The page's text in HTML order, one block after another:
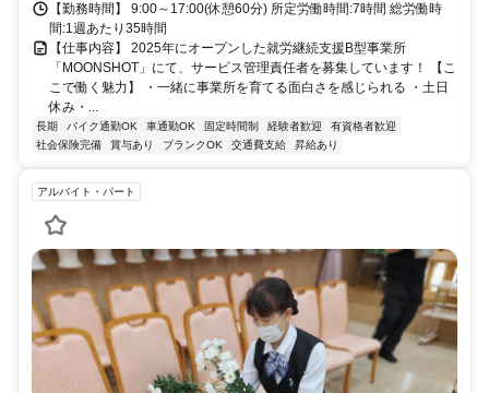
【勤務時間】 9:00～17:00(休憩60分) 所定労働時間:7時間 総労働時
間:1週あたり35時間
【仕事内容】 2025年にオープンした就労継続支援B型事業所
「MOONSHOT」にて、サービス管理責任者を募集しています！ 【こ
こで働く魅力】 ・一緒に事業所を育てる面白さを感じられる ・土日
休み・...
長期 バイク通勤OK 車通勤OK 固定時間制 経験者歓迎
有資格者歓迎
社会保険完備
賞与あり ブランクOK 交通費支給 昇給あり
アルバイト・パート